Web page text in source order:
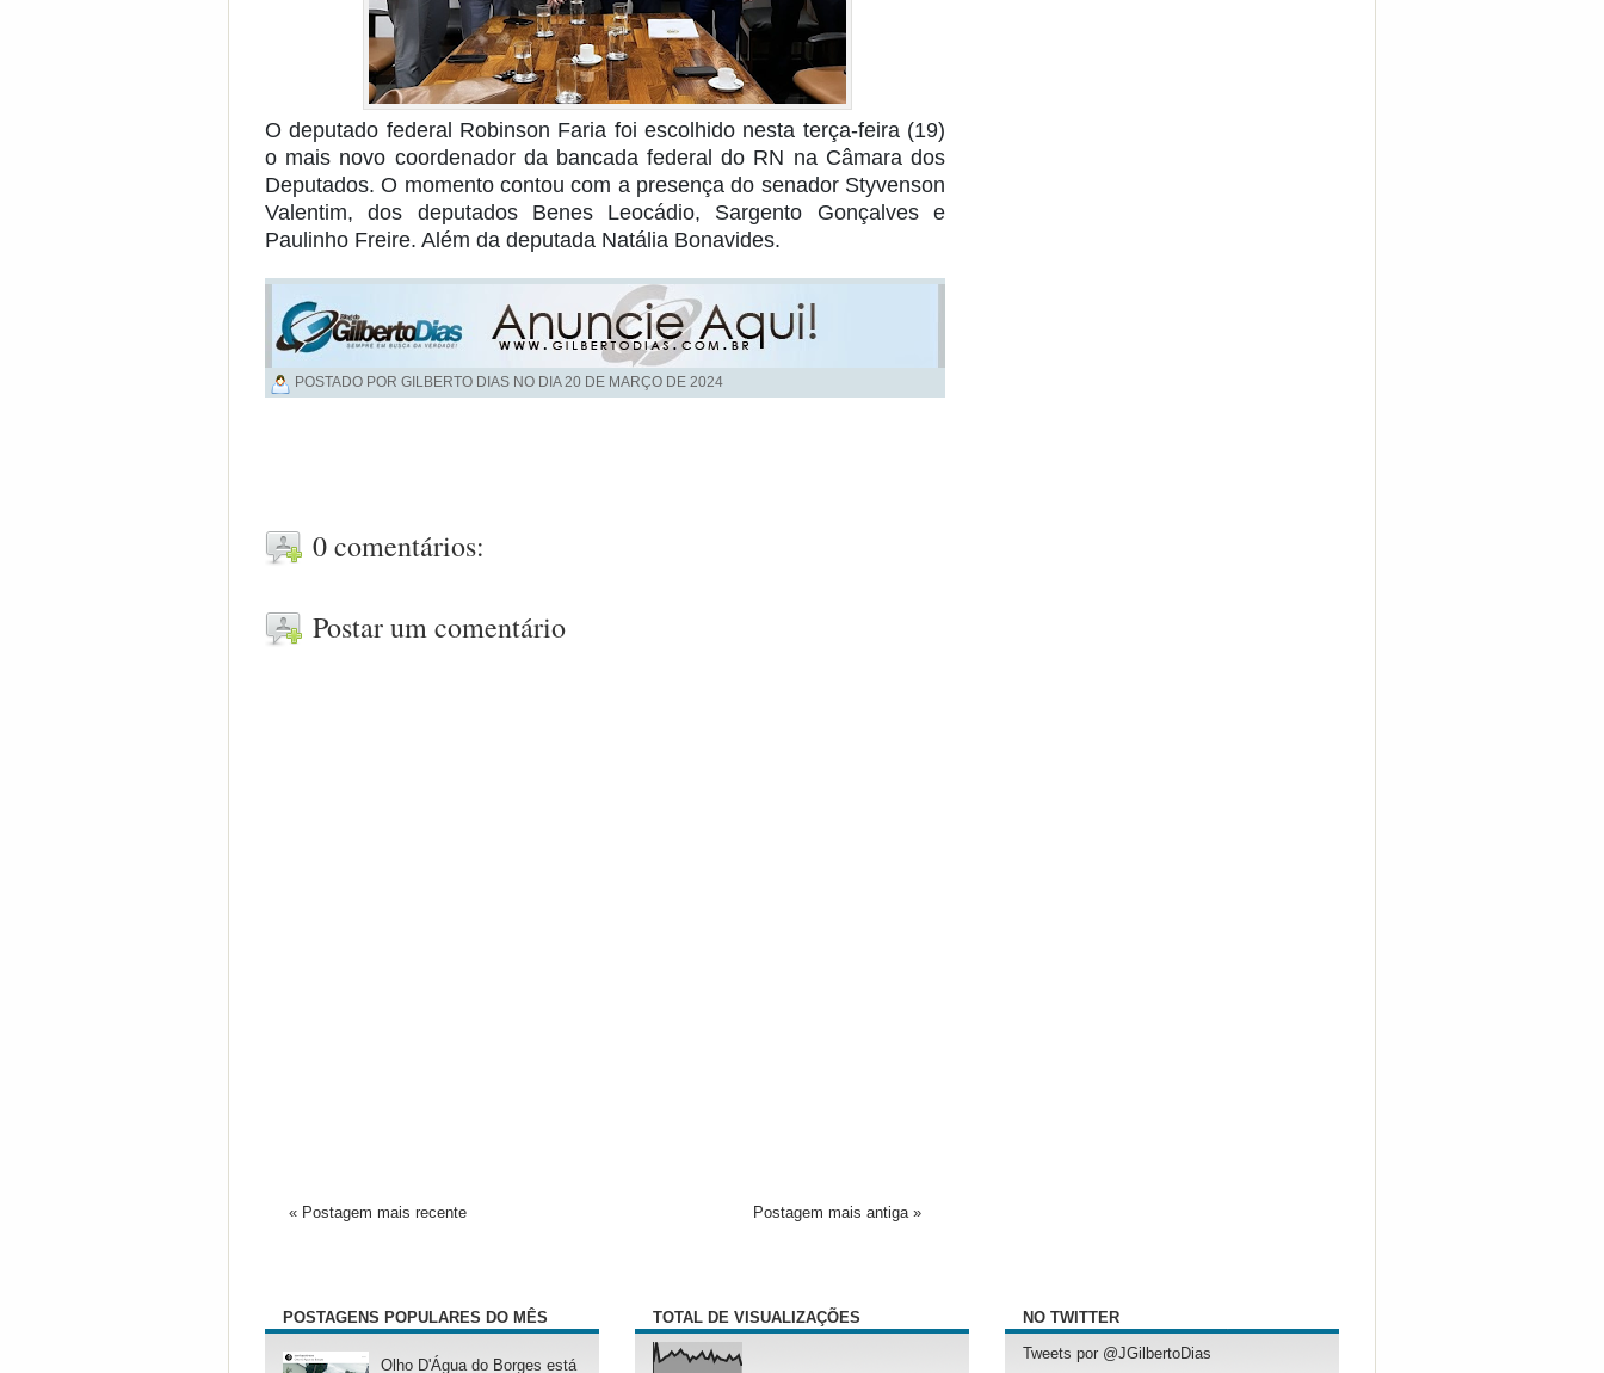
O deputado federal Robinson Faria foi escolhido nesta terça-feira (19)
o mais novo coordenador da bancada federal do RN na Câmara dos
Deputados. O momento contou com a presença do senador Styvenson
Valentim, dos deputados Benes Leocádio, Sargento Gonçalves e
Paulinho Freire. Além da deputada Natália Bonavides.
POSTADO POR GILBERTO DIAS NO DIA20 DE MARÇO DE 2024
0 comentários:
Postar um comentário
« Postagem mais recente Postagem mais antiga »
POSTAGENS POPULARES DO MÊS
Olho D'Água do Borges está
TOTAL DE VISUALIZAÇÕES NO TWITTER
Tweets por @JGilbertoDias